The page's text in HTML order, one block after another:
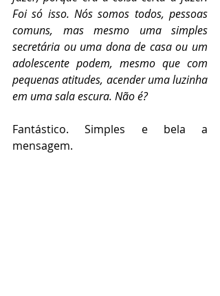
Foi só isso. Nós somos todos, pessoas
comuns, mas mesmo uma simples
secretária ou uma dona de casa ou um
adolescente podem, mesmo que com
pequenas atitudes, acender uma luzinha
em uma sala escura. Não é?
Fantástico. Simples e bela a
mensagem.